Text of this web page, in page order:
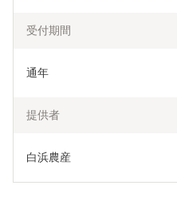
受付期間
通年
提供者
白浜農産